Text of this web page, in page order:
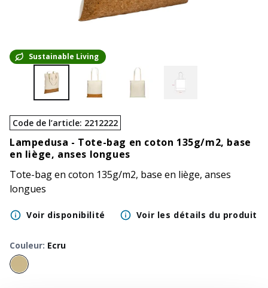
Sustainable Living
Code de l’article: 2212222
Lampedusa - Tote-bag en coton 135g/m2, base
en liège, anses longues
Tote-bag en coton 135g/m2, base en liège, anses
longues
Voir disponibilité Voir les détails du produit
Couleur: Ecru